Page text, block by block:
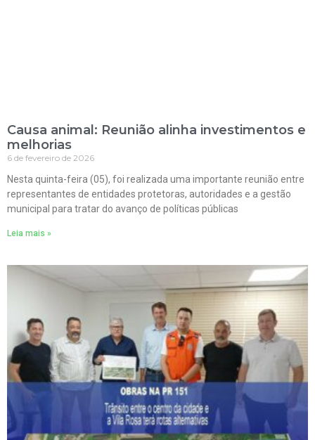
Causa animal: Reunião alinha investimentos e
melhorias
6 de fevereiro de 2026
Nesta quinta-feira (05), foi realizada uma importante reunião entre
representantes de entidades protetoras, autoridades e a gestão
municipal para tratar do avanço de políticas públicas
Leia mais »